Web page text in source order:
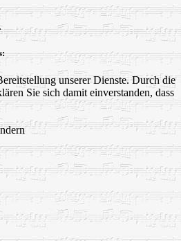
unserer Dienste. Durch die
Sie sich damit einverstanden, dass